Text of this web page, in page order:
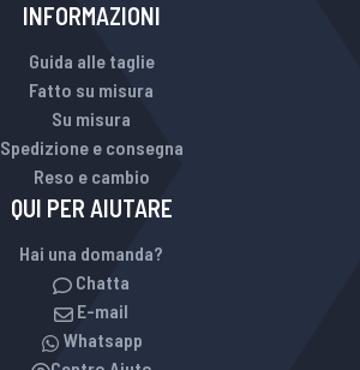
INFORMAZIONI
Guida alle taglie
Fatto su misura
Su misura
Spedizione e consegna
Reso e cambio
QUI PER AIUTARE
Hai una domanda?
Chatta
E-mail
Whatsapp